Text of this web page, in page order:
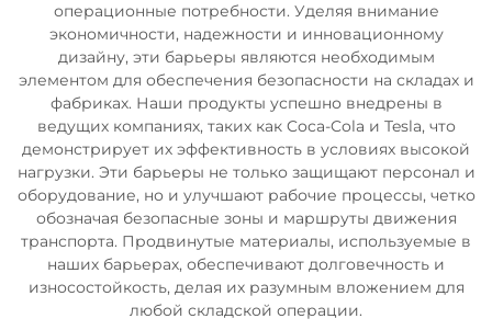
операционные потребности. Уделяя внимание
экономичности, надежности и инновационному
дизайну, эти барьеры являются необходимым
элементом для обеспечения безопасности на складах и
фабриках. Наши продукты успешно внедрены в
ведущих компаниях, таких как Coca-Cola и Tesla, что
демонстрирует их эффективность в условиях высокой
нагрузки. Эти барьеры не только защищают персонал и
оборудование, но и улучшают рабочие процессы, четко
обозначая безопасные зоны и маршруты движения
транспорта. Продвинутые материалы, используемые в
наших барьерах, обеспечивают долговечность и
износостойкость, делая их разумным вложением для
любой складской операции.